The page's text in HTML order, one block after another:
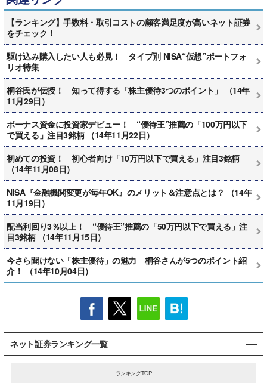
【ランキング】手数料・取引コストの顧客満足度が高いネット証券
をチェック！
駆け込み購入したい人も必見！ タイプ別 NISA“仮想”ポートフォ
リオ特集
桐谷氏が伝授！ 知って得する「株主優待3つのポイント」 （14年
11月29日）
ボーナス資金に投資家デビュー！ “優待王”推薦の「100万円以下
で買える」注目3銘柄 （14年11月22日）
初めての投資！ 初心者向け「10万円以下で買える」注目3銘柄
（14年11月08日）
NISA『金融機関変更が毎年OK』のメリット＆注意点とは？ （14年
11月19日）
配当利回り3％以上！ “優待王”推薦の「50万円以下で買える」注
目3銘柄 （14年11月15日）
今さら聞けない「株主優待」の魅力 桐谷さんが5つのポイント紹
介！ （14年10月04日）
ネット証券ランキング一覧
ランキングTOP